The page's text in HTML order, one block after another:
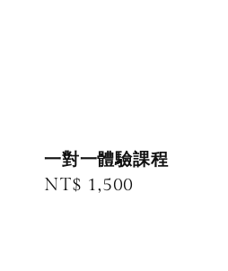
一對一體驗課程
Regular
NT$ 1,500